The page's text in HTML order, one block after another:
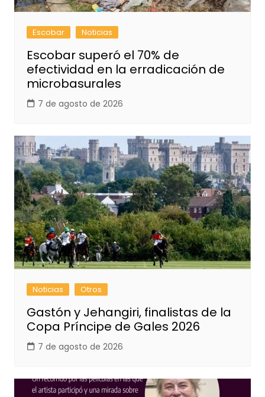
Escobar Noticias
Escobar superó el 70% de
efectividad en la erradicación de
microbasurales
7 de agosto de 2026
Noticias Otros
Gastón y Jehangiri, finalistas de la
Copa Príncipe de Gales 2026
7 de agosto de 2026